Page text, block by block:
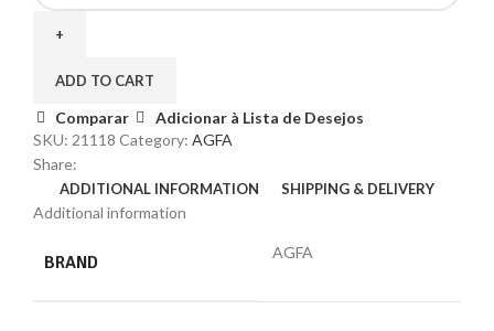
ADD TO CART
Comparar
Adicionar à Lista de Desejos
SKU: 21118 Category: AGFA
Share:
ADDITIONAL INFORMATION SHIPPING & DELIVERY
Additional information
BRAND AGFA